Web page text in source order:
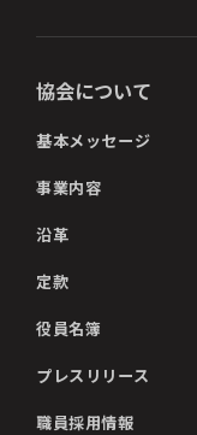
協会について
基本メッセージ
事業内容
沿革
定款
役員名簿
プレスリリース
職員採用情報